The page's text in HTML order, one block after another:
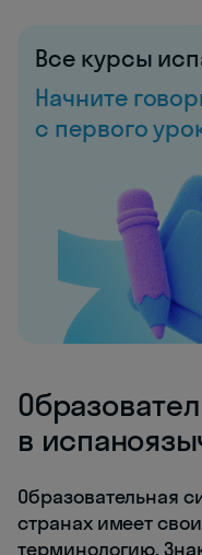
Все курсы
Начните
с первого
в
Образовательная
странах имеет
терминологию.